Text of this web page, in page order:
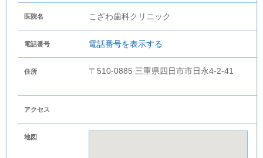
医院名 こざわ歯科クリニック
電話番号 電話番号を表示する
住所 〒510-0885 三重県四日市市日永4-2-41
アクセス
地図